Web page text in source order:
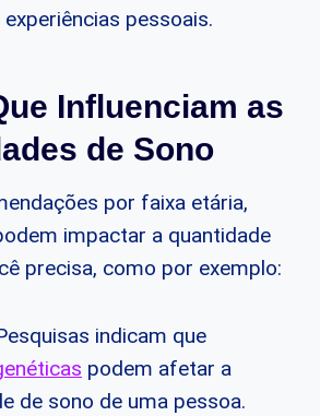
pessoais.
Influenciam as
de Sono
por faixa etária,
impactar a quantidade
precisa, como por exemplo:
indicam que
podem afetar a
de sono de uma pessoa.